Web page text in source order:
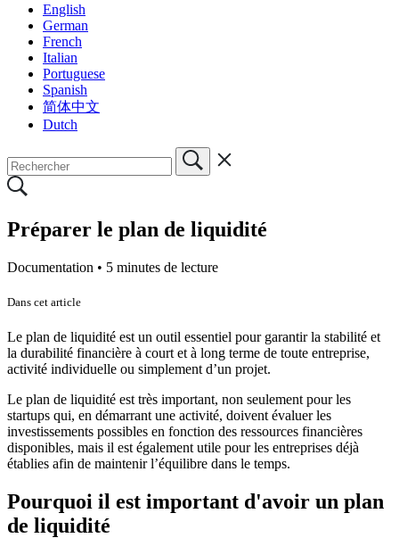
English
German
French
Italian
Portuguese
Spanish
简体中文
Dutch
Préparer le plan de liquidité
Documentation • 5 minutes de lecture
Dans cet article
Le plan de liquidité est un outil essentiel pour garantir la stabilité et
la durabilité financière à court et à long terme de toute entreprise,
activité individuelle ou simplement d’un projet.
Le plan de liquidité est très important, non seulement pour les
startups qui, en démarrant une activité, doivent évaluer les
investissements possibles en fonction des ressources financières
disponibles, mais il est également utile pour les entreprises déjà
établies afin de maintenir l’équilibre dans le temps.
Pourquoi il est important d'avoir un plan
de liquidité